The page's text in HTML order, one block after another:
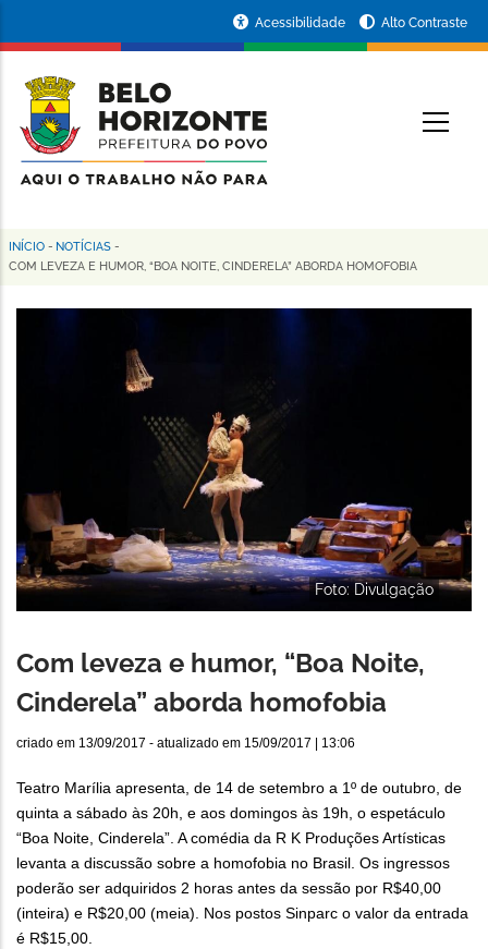
conteúdo
principal
da
Prefeitura
de
Horizonte
Acessibilidade Alto Contraste
Trilha
INÍCIO - NOTÍCIAS -
COM LEVEZA E HUMOR, “BOA NOITE, CINDERELA” ABORDA HOMOFOBIA
Foto: Divulgação
Com leveza e humor, “Boa Noite,
Cinderela” aborda homofobia
criado em 13/09/2017 - atualizado em 15/09/2017 | 13:06
Teatro Marília apresenta, de 14 de setembro a 1º de outubro, de
quinta a sábado às 20h, e aos domingos às 19h, o espetáculo
“Boa Noite, Cinderela”. A comédia da R K Produções Artísticas
levanta a discussão sobre a homofobia no Brasil. Os ingressos
poderão ser adquiridos 2 horas antes da sessão por R$40,00
(inteira) e R$20,00 (meia). Nos postos Sinparc o valor da entrada
é R$15,00.